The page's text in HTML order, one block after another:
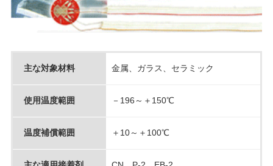
主な対象材料 金属、ガラス、セラミック
使用温度範囲 －196～＋150℃
温度補償範囲 ＋10～＋100℃